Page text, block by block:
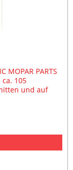
MOPAR PARTS
ca. 105
und auf